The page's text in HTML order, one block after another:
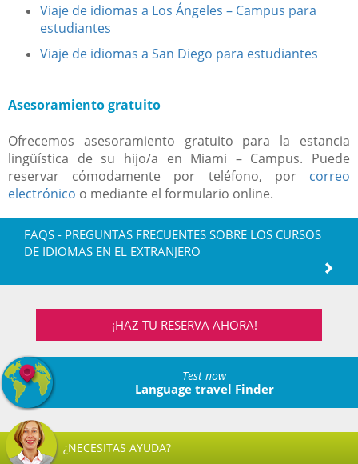
Viaje de idiomas a Los Ángeles – Campus para
estudiantes
Viaje de idiomas a San Diego para estudiantes
Asesoramiento gratuito
Ofrecemos asesoramiento gratuito para la estancia
lingüística de su hijo/a en Miami – Campus. Puede
reservar cómodamente por teléfono, por correo
electrónico o mediante el formulario online.
FAQS - PREGUNTAS FRECUENTES SOBRE LOS CURSOS
DE IDIOMAS EN EL EXTRANJERO
¡HAZ TU RESERVA AHORA!
Test now
Language travel Finder
¿NECESITAS AYUDA?